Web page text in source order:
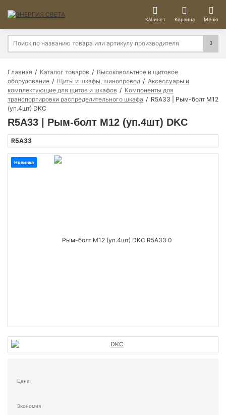
Кабинет Корзина Меню
Главная Каталог товаров
Высоковольтное и щитовое
оборудование
Щиты и шкафы, шинопровод
Аксессуары и
комплектующие для щитов и шкафов
Компоненты для
транспортировки распределительного шкафа
R5A33 | Рым-болт M12
(уп.4шт) DKC
R5A33 | Рым-болт M12 (уп.4шт) DKC
R5A33
Новинка
Цена
Экономия